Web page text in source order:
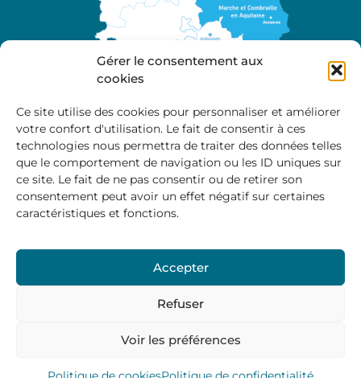
Gérer le consentement aux
cookies
Ce site utilise des cookies pour personnaliser et améliorer
votre confort d'utilisation. Le fait de consentir à ces
technologies nous permettra de traiter des données telles
que le comportement de navigation ou les ID uniques sur
ce site. Le fait de ne pas consentir ou de retirer son
consentement peut avoir un effet négatif sur certaines
caractéristiques et fonctions.
Accepter
Refuser
Voir les préférences
A propos
Site officiel de la Communauté de Communes
Marche et Combraille en Aquitaine
Horaires d’ouverture :
9:00 – 12:00 / 14:00 – 17:00
Vendredi: 9:00 – 12:00
Mentions Légales–Politique des cookies
Marche et Combraille